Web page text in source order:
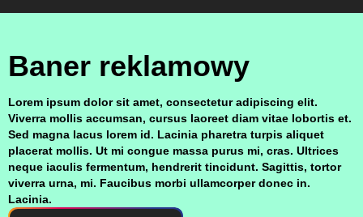
Baner reklamowy
Lorem ipsum dolor sit amet, consectetur adipiscing elit.
Viverra mollis accumsan, cursus laoreet diam vitae lobortis et.
Sed magna lacus lorem id. Lacinia pharetra turpis aliquet
placerat mollis. Ut mi congue massa purus mi, cras. Ultrices
neque iaculis fermentum, hendrerit tincidunt. Sagittis, tortor
viverra urna, mi. Faucibus morbi ullamcorper donec in.
Lacinia.